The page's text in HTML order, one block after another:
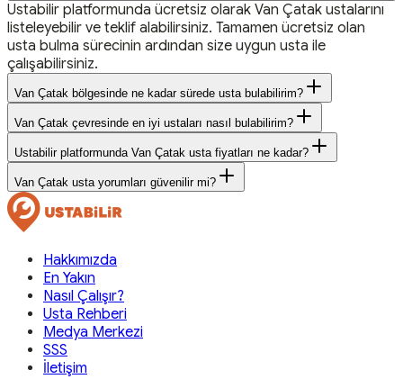
Ustabilir platformunda ücretsiz olarak Van Çatak ustalarını
listeleyebilir ve teklif alabilirsiniz. Tamamen ücretsiz olan
usta bulma sürecinin ardından size uygun usta ile
çalışabilirsiniz.
Van Çatak bölgesinde ne kadar sürede usta bulabilirim?
Van Çatak çevresinde en iyi ustaları nasıl bulabilirim?
Ustabilir platformunda Van Çatak usta fiyatları ne kadar?
Van Çatak usta yorumları güvenilir mi?
Hakkımızda
En Yakın
Nasıl Çalışır?
Usta Rehberi
Medya Merkezi
SSS
İletişim